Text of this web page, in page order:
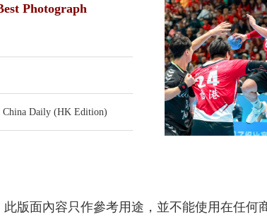
Photograph
Daily (HK Edition)
此版面內容只作參考用途，並不能使用在任